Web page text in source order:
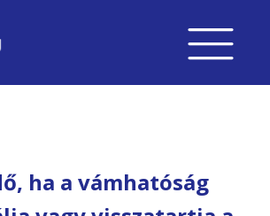
ha a vámhatóság